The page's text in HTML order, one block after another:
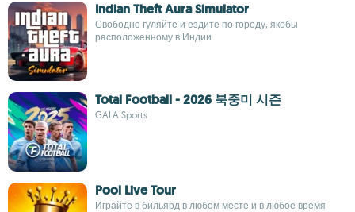
Indian Theft Aura Simulator
Свободно гуляйте и ездите по городу, якобы
расположенному в Индии
Total Football - 2026 북중미 시즌
GALA Sports
Pool Live Tour
Играйте в бильярд в любом месте и в любое время